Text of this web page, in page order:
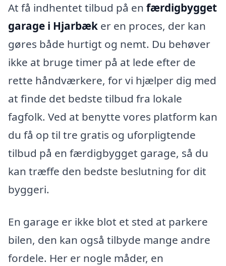
At få indhentet tilbud på en færdigbygget
garage i Hjarbæk er en proces, der kan
gøres både hurtigt og nemt. Du behøver
ikke at bruge timer på at lede efter de
rette håndværkere, for vi hjælper dig med
at finde det bedste tilbud fra lokale
fagfolk. Ved at benytte vores platform kan
du få op til tre gratis og uforpligtende
tilbud på en færdigbygget garage, så du
kan træffe den bedste beslutning for dit
byggeri.
En garage er ikke blot et sted at parkere
bilen, den kan også tilbyde mange andre
fordele. Her er nogle måder, en